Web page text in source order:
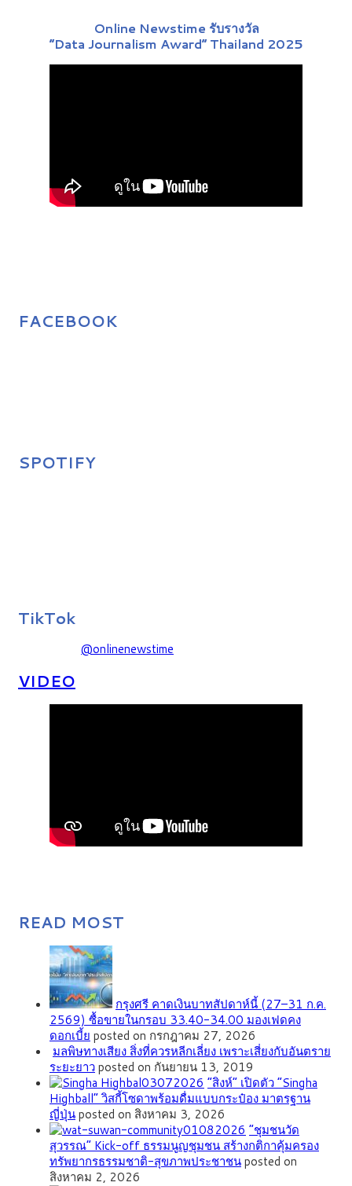
Online Newstime รับรางวัล
“Data Journalism Award” Thailand 2025
FACEBOOK
SPOTIFY
TikTok
@onlinenewstime
VIDEO
READ MOST
กรุงศรี คาดเงินบาทสัปดาห์นี้ (27–31 ก.ค.
2569) ซื้อขายในกรอบ 33.40-34.00 มองเฟดคง
ดอกเบี้ย posted on กรกฎาคม 27, 2026
มลพิษทางเสียง สิ่งที่ควรหลีกเลี่ยง เพราะเสี่ยงกับอันตราย
ระยะยาวposted on กันยายน 13, 2019
“สิงห์” เปิดตัว “Singha
Highball” วิสกี้โซดาพร้อมดื่มแบบกระป๋อง มาตรฐาน
ญี่ปุ่นposted on สิงหาคม 3, 2026
”ชุมชนวัด
สุวรรณ” Kick-off ธรรมนูญชุมชน สร้างกติกาคุ้มครอง
ทรัพยากรธรรมชาติ-สุขภาพประชาชนposted on
สิงหาคม 2, 2026